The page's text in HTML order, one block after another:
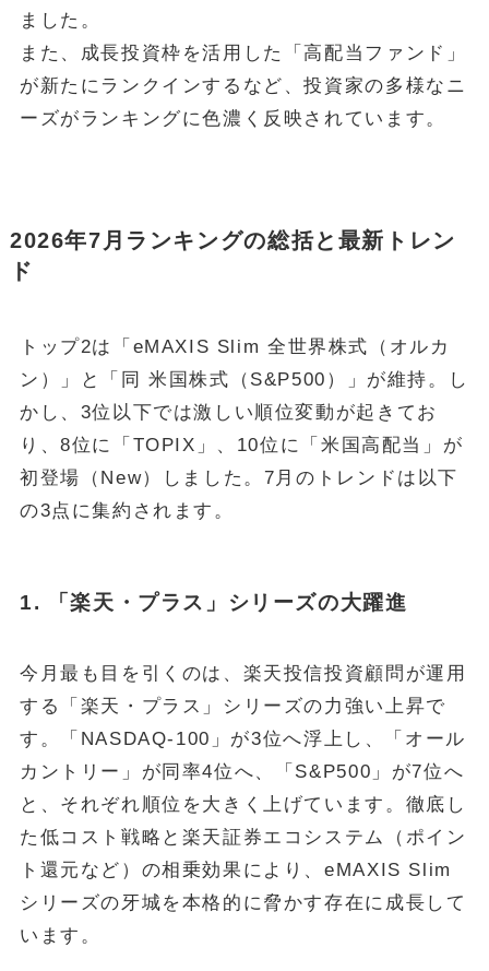
ました。
また、成長投資枠を活用した「高配当ファンド」
が新たにランクインするなど、投資家の多様なニ
ーズがランキングに色濃く反映されています。
2026年7月ランキングの総括と最新トレン
ド
トップ2は「eMAXIS Slim 全世界株式（オルカ
ン）」と「同 米国株式（S&P500）」が維持。し
かし、3位以下では激しい順位変動が起きてお
り、8位に「TOPIX」、10位に「米国高配当」が
初登場（New）しました。7月のトレンドは以下
の3点に集約されます。
1. 「楽天・プラス」シリーズの大躍進
今月最も目を引くのは、楽天投信投資顧問が運用
する「楽天・プラス」シリーズの力強い上昇で
す。「NASDAQ-100」が3位へ浮上し、「オール
カントリー」が同率4位へ、「S&P500」が7位へ
と、それぞれ順位を大きく上げています。徹底し
た低コスト戦略と楽天証券エコシステム（ポイン
ト還元など）の相乗効果により、eMAXIS Slim
シリーズの牙城を本格的に脅かす存在に成長して
います。